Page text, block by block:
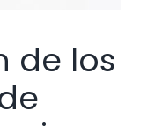
de los